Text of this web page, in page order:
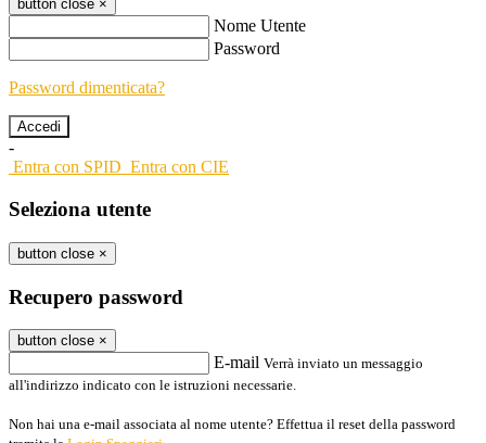
button close ×
Nome Utente
Password
Password dimenticata?
-
Entra con SPID Entra con CIE
Seleziona utente
button close ×
Recupero password
button close ×
E-mail Verrà inviato un messaggio
all'indirizzo indicato con le istruzioni necessarie.
Non hai una e-mail associata al nome utente? Effettua il reset della password